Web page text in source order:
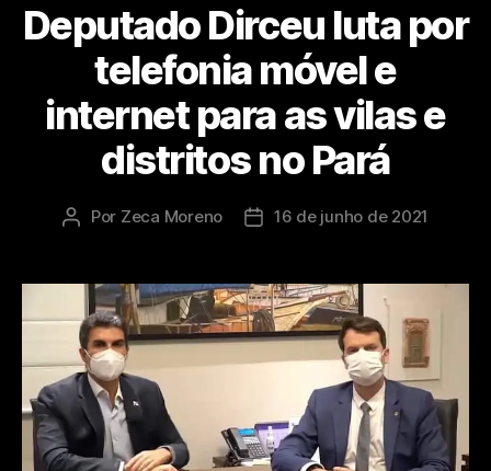
Deputado Dirceu luta por
telefonia móvel e
internet para as vilas e
distritos no Pará
Por Zeca Moreno 16 de junho de 2021